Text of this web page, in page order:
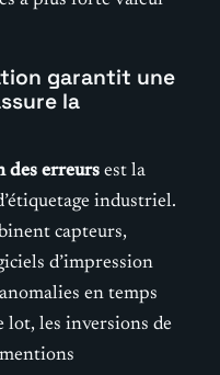
garantit une
la
des erreurs est la
industriel.
capteurs,
d’impression
en temps
lot, les inversions de